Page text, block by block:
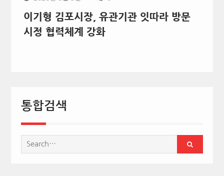
이기형 김포시장, 유관기관 잇따라 방문
시정 협력체계 강화
통합검색
Search
for: